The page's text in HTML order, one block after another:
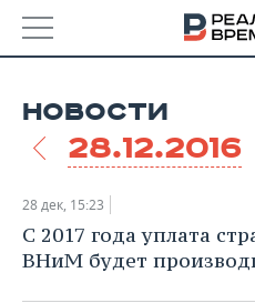
УДМУРТИЯ
НОВОСТИ
НОВОСТИ АНАЛИТИКИ
ЭКОНОМИКА
НОВОСТИ
28.12.2016
28 дек, 15:23
С 2017 года уплата
ВНиМ будет